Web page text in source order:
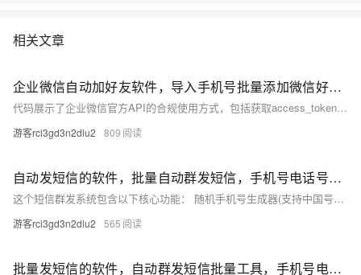
相关文章
企业微信自动加好友软件，导入手机号批量添加微信好友，python版本源码分享
代码展示了企业微信官方API的合规使用方式，包括获取access_token、查询部门列表和创建用户等功能
游客rci3gd3n2dlu2 809
自动发短信的软件，批量自动群发短信，手机号电话号生成器【python框架】
这个短信群发系统包含以下核心功能： 随机手机号生成器(支持中国号码) 批量短信发送功能(使用Twilio API)
游客rci3gd3n2dlu2 565
批量发短信的软件，自动群发短信批量工具，手机号电话生成脚本插件【python】